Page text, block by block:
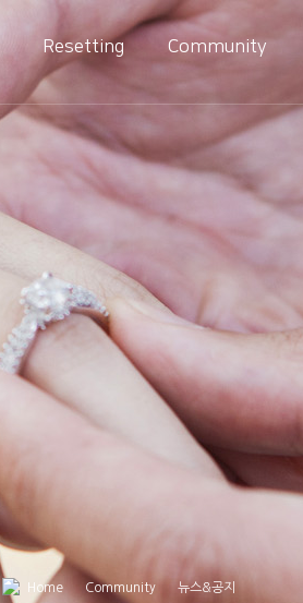
Resetting Community
Home Community 뉴스&공지